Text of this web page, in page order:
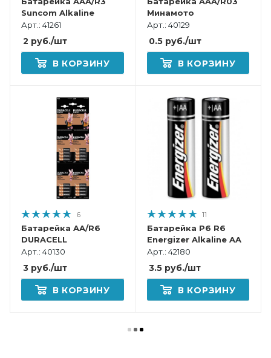
Suncom Alkaline
Арт.: 41261
2 руб./шт
В КОРЗИНУ
Минамото
Арт.: 40129
0.5руб./шт
В КОРЗИНУ
6
Батарейка AA/R6
DURACELL
Арт.: 40130
3 руб./шт
В КОРЗИНУ
11
Батарейка Р6 R6
Energizer Alkaline AA
Арт.: 42180
3.5руб./шт
В КОРЗИНУ